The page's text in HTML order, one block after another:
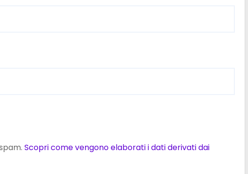
Scopri come vengono elaborati i dati derivati dai